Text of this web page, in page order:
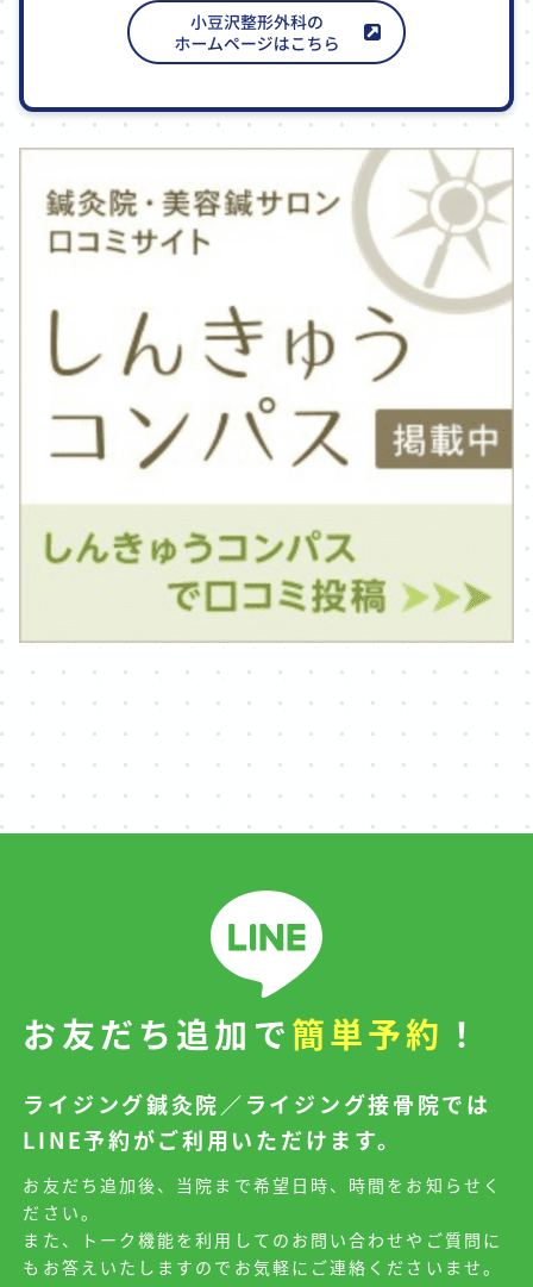
お友だち追加で簡単予約 ！
ライジング鍼灸院／ライジング接骨院では
LINE予約がご利用いただけます。
お友だち追加後、当院まで希望日時、時間をお知らせく
ださい。
また、トーク機能を利用してのお問い合わせやご質問に
もお答えいたしますのでお気軽にご連絡くださいませ。